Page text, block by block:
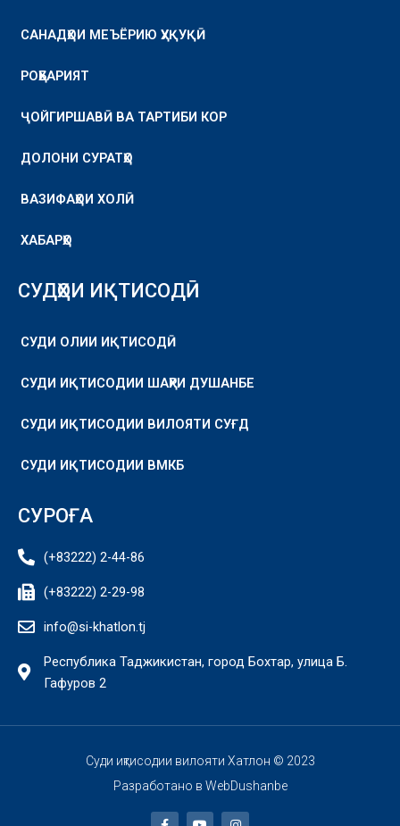
САНАДҲОИ МЕЪЁРИЮ ҲУҚУҚӢ
РОҲБАРИЯТ
ҶОЙГИРШАВӢ ВА ТАРТИБИ КОР
ДОЛОНИ СУРАТҲО
ВАЗИФАҲОИ ХОЛӢ
ХАБАРҲО
СУДҲОИ ИҚТИСОДӢ
СУДИ ОЛИИ ИҚТИСОДӢ
СУДИ ИҚТИСОДИИ ШАҲРИ ДУШАНБЕ
СУДИ ИҚТИСОДИИ ВИЛОЯТИ СУҒД
СУДИ ИҚТИСОДИИ ВМКБ
СУРОҒА
(+83222) 2-44-86
(+83222) 2-29-98
info@si-khatlon.tj
Республика Таджикистан, город Бохтар, улица Б.
Гафуров 2
Суди иқтисодии вилояти Хатлон © 2023
Разработано в WebDushanbe
F
Y
I